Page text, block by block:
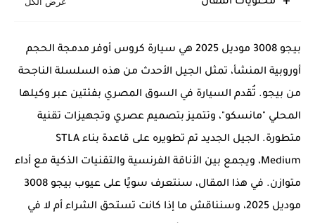
بيجو 3008 موديل 2025 هي سيارة كروس أوفر مدمجة الحجم
أوروبية المنشأ، تمثل الجيل الأحدث من هذه السلسلة الناجحة
من بيجو. تُقدم السيارة في السوق المصري بفئتين عبر وكيلها
المحلي "مانسكو"، وتتميز بتصميم عصري وتجهيزات تقنية
متطورة. الجيل الجديد تم تطويره على قاعدة بناء STLA
Medium، ويجمع بين الأناقة الفرنسية والتقنيات الذكية مع أداء
متوازن. في هذا المقال، سنتعرف سويًا على عيوب بيجو 3008
موديل 2025، وسنناقش ما إذا كانت تستحق الشراء أم لا في